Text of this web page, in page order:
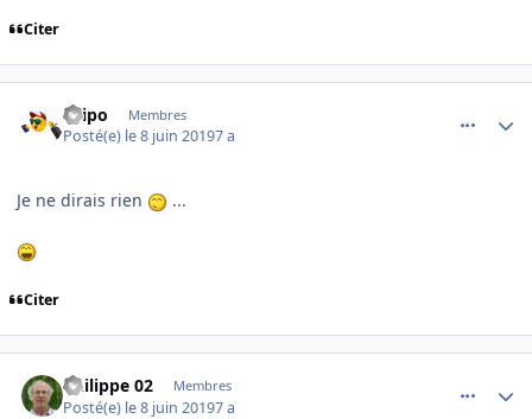
Citer
Filipo Membres
Posté(e) le 8 juin 20197 a
Je ne dirais rien ...
Citer
Philippe 02 Membres
Posté(e) le 8 juin 20197 a